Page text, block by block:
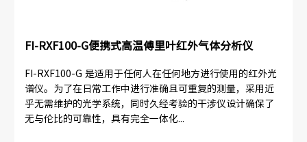
FI-RXF100-G便携式高温傅里叶红外气体分析仪
FI-RXF100-G 是适用于任何人在任何地方进行使用的红外光
谱仪。为了在日常工作中进行准确且可重复的测量，采用近
乎无需维护的光学系统，同时久经考验的干涉仪设计确保了
无与伦比的可靠性，具有完全一体化...